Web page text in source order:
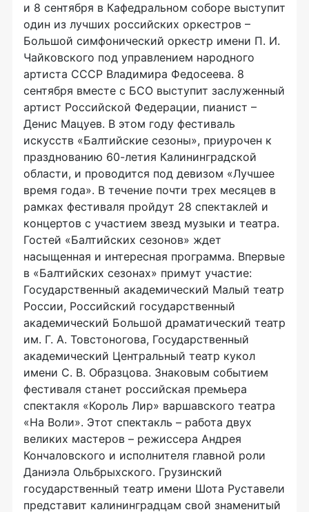
и 8 сентября в Кафедральном соборе выступит
один из лучших российских оркестров –
Большой симфонический оркестр имени П. И.
Чайковского под управлением народного
артиста СССР Владимира Федосеева. 8
сентября вместе с БСО выступит заслуженный
артист Российской Федерации, пианист –
Денис Мацуев. В этом году фестиваль
искусств «Балтийские сезоны», приурочен к
празднованию 60-летия Калининградской
области, и проводится под девизом «Лучшее
время года». В течение почти трех месяцев в
рамках фестиваля пройдут 28 спектаклей и
концертов с участием звезд музыки и театра.
Гостей «Балтийских сезонов» ждет
насыщенная и интересная программа. Впервые
в «Балтийских сезонах» примут участие:
Государственный академический Малый театр
России, Российский государственный
академический Большой драматический театр
им. Г. А. Товстоногова, Государственный
академический Центральный театр кукол
имени С. В. Образцова. Знаковым событием
фестиваля станет российская премьера
спектакля «Король Лир» варшавского театра
«На Воли». Этот спектакль – работа двух
великих мастеров – режиссера Андрея
Кончаловского и исполнителя главной роли
Даниэла Ольбрыхского. Грузинский
государственный театр имени Шота Руставели
представит калининградцам свой знаменитый